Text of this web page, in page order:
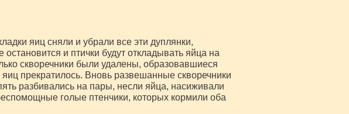
яиц сняли и убрали все эти дуплянки,
и птички будут откладывать яйца на
скворечники были удалены, образовавшиеся
прекратилось. Вновь развешанные скворечники
разбивались на пары, несли яйца, насиживали
голые птенчики, которых кормили оба